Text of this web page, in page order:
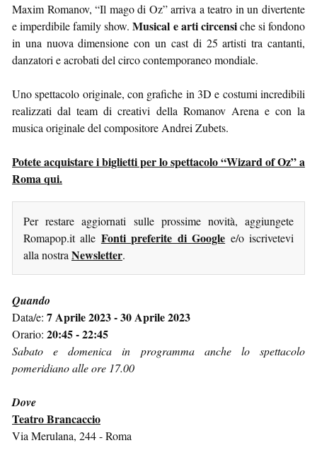
Maxim Romanov, “Il mago di Oz” arriva a teatro in un divertente
e imperdibile family show.Musical e arti circensiche si fondono
in una nuova dimensione con un cast di 25 artisti tra cantanti,
danzatori e acrobati del circo contemporaneo mondiale.
Uno spettacolo originale, con grafiche in 3D e costumi incredibili
realizzati dal team di creativi della Romanov Arena e con la
musica originale del compositore Andrei Zubets.
Potete acquistare i biglietti per lo spettacolo “Wizard of Oz” a
Roma qui.
Per restare aggiornati sulle prossime novità, aggiungete
Romapop.it alle Fonti preferite di Google e/o iscrivetevi
alla nostra Newsletter.
Quando
Data/e: 7 Aprile 2023 - 30 Aprile 2023
Orario: 20:45 - 22:45
Sabato e domenica in programma anche lo spettacolo
pomeridiano alle ore 17.00
Dove
Teatro Brancaccio
Via Merulana, 244 - Roma